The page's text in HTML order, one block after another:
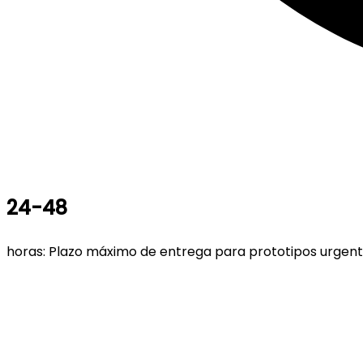
24-48
horas: Plazo máximo de entrega para prototipos